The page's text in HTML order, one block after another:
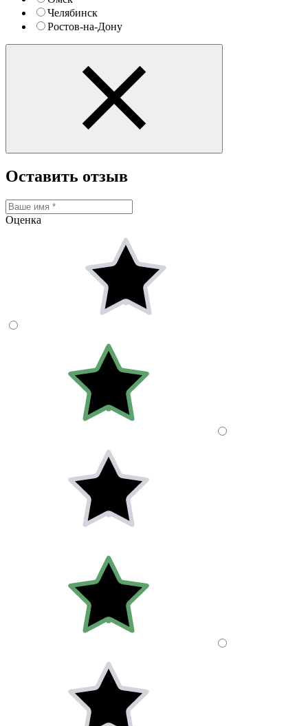
Челябинск
Ростов-на-Дону
Оставить отзыв
Оценка